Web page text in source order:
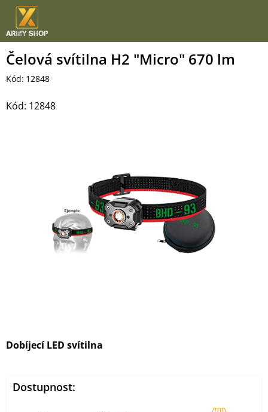
Přejít
obsah
Čelová svítilna H2 "Micro" 670 lm
Kód: 12848
Kód: 12848
Dobíjecí LED svítilna
Dostupnost: